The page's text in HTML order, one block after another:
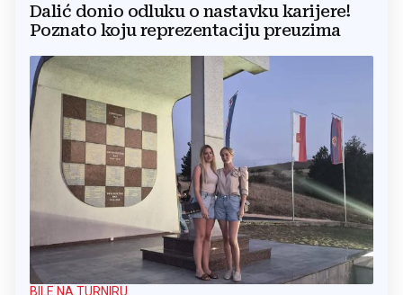
Dalić donio odluku o nastavku karijere!
Poznato koju reprezentaciju preuzima
BILE NA TURNIRU